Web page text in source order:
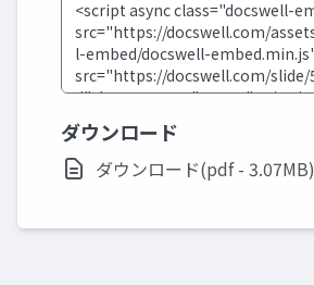
ダウンロード
ダウンロード(pdf - 3.07MB)